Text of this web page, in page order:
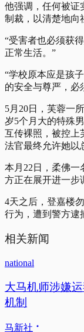
他强调，任何被证
制裁，以清楚地向
“受害者也必须获
正常生活。”
“学校原本应是孩
的安全与尊严，必
5月20日，芙蓉一所
岁5个月大的特殊
互传裸照，被控上
法官最终允许她以
本月22日，柔佛一
方正在展开进一步
4天之后，登嘉楼
行为，遭到警方逮
相关新闻
national
大马机师涉嫌
机制
马新社